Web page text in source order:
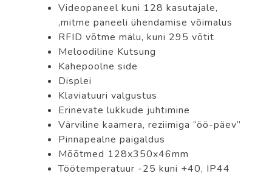
Videopaneel kuni 128 kasutajale,
,mitme paneeli ühendamise võimalus
RFID võtme mälu, kuni 295 võtit
Meloodiline Kutsung
Kahepoolne side
Displei
Klaviatuuri valgustus
Erinevate lukkude juhtimine
Värviline kaamera, reziimiga “öö-päev”
Pinnapealne paigaldus
Mõõtmed 128x350x46mm
Töötemperatuur -25 kuni +40, IP44